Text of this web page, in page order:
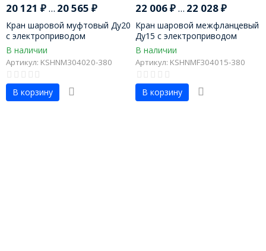
20 121 ₽... 20 565 ₽
Кран шаровой муфтовый Ду20
с электроприводом
В наличии
Артикул: KSHNM304020-380
В корзину
22 006₽... 22 028₽
Кран шаровой межфланцевый
Ду15 с электроприводом
В наличии
Артикул: KSHNMF304015-380
В корзину